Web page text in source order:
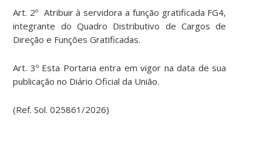
Art. 2º Atribuir à servidora a função gratificada FG4,
integrante do Quadro Distributivo de Cargos de
Direção e Funções Gratificadas.
Art. 3º Esta Portaria entra em vigor na data de sua
publicação no Diário Oficial da União.
(Ref. Sol. 025861/2026)